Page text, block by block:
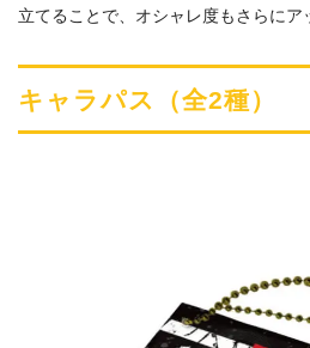
立てることで、オシャレ度もさらにア
キャラパス（全2種）